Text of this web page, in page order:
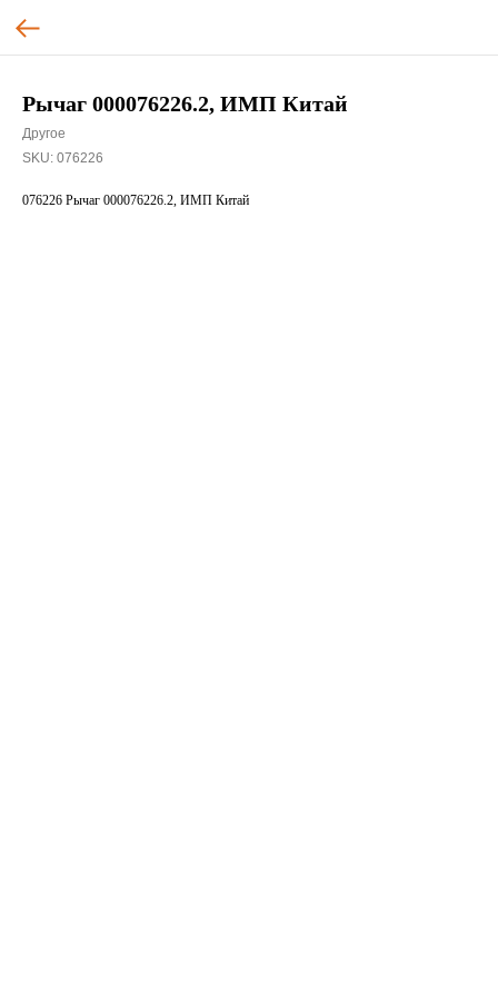
Рычаг 000076226.2, ИМП Китай
Другое
SKU: 076226
076226 Рычаг 000076226.2, ИМП Китай